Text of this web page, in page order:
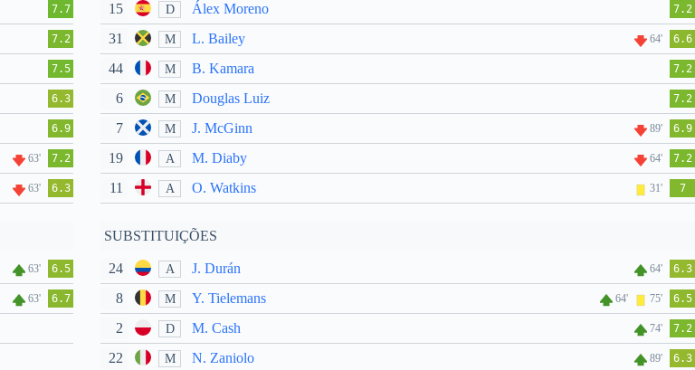
7.7
7.2
7.5
6.3
6.9
63' 7.2
63' 6.3
63' 6.5
63' 6.7
15 D Álex Moreno 7.2
31 M L. Bailey 64' 6.6
44 M B. Kamara 7.2
6 M Douglas Luiz 7.2
7 M J. McGinn 89' 6.9
19 A M. Diaby 64' 7.2
11 A O. Watkins 31' 7
SUBSTITUIÇÕES
24 A J. Durán 64' 6.3
8 M Y. Tielemans 64' 75' 6.5
2 D M. Cash 74' 7.2
22 M N. Zaniolo 89' 6.3